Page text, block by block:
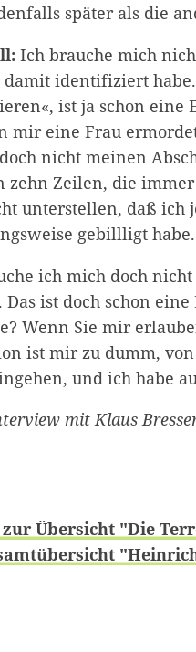
später als die
Ich brauche mich
identifiziert
ist ja schon
mir eine Frau
nicht meinen
zehn Zeilen, die
unterstellen, daß ich
gebillligt habe.
ich mich doch
Das ist doch schon
Wenn Sie mir
ist mir zu dumm,
und ich habe
mit Klaus
Übersicht "Die
Zum
weiter lesen